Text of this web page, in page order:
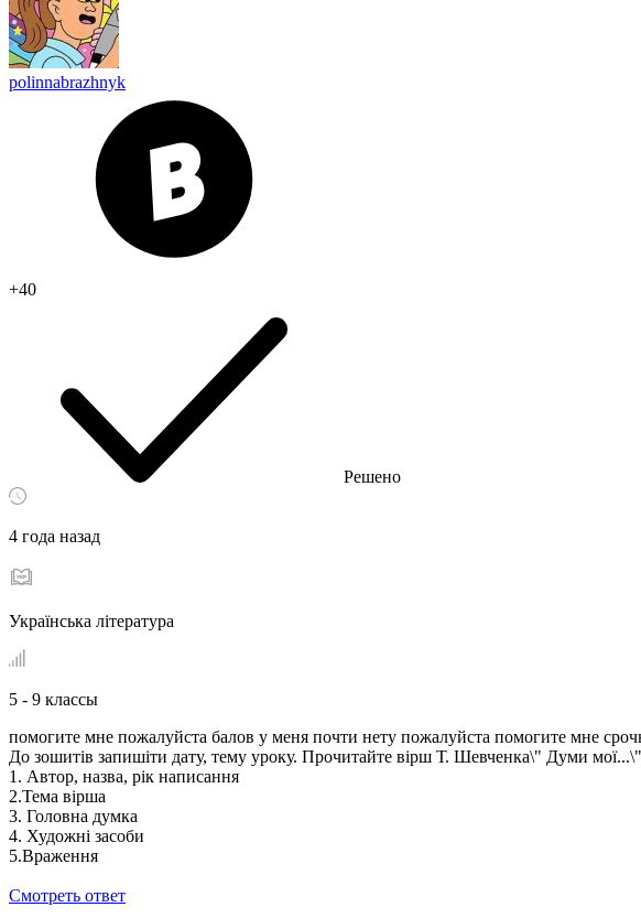
polinnabrazhnyk
+40
Решено
4 года назад
Українська література
5 - 9 классы
помогите мне пожалуйста балов у меня почти нету пожалуйста помогите мне
До зошитів запишіти дату, тему уроку. Прочитайте вірш Т. Шевченка\" Думи
1. Автор, назва, рік написання
2.Тема вірша
3. Головна думка
4. Художні засоби
5.Враження
Смотреть ответ